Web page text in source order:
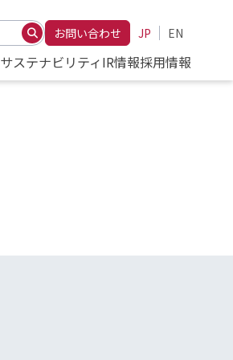
お問い合わせ JP EN
サステナビリティIR情報採用情報